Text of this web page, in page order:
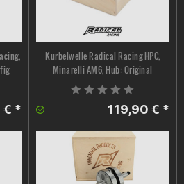
€ *
Kurbelwelle Radical Racing HPC,
Minarelli AM6, Hub: Original
119,90 € *